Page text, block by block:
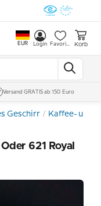
EUR Login Favoriten Korb
Versand GRATIS ab 150 Euro
Geschirr Kaffee- und
621 Royal